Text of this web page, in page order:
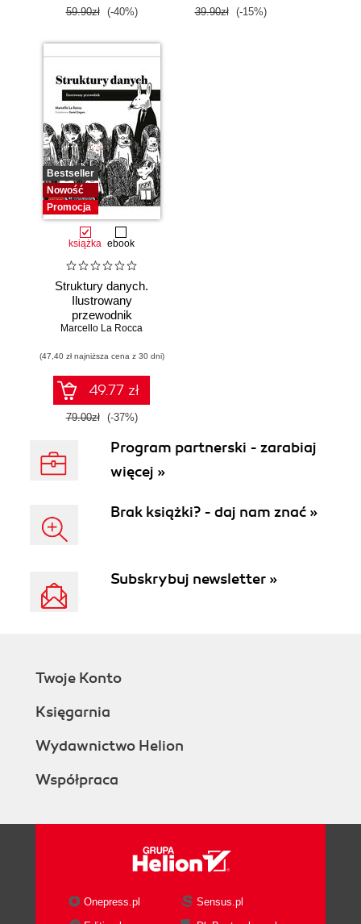
59.90zł (-40%) 39.90zł (-15%)
Bestseller
Nowość
Promocja
książka ebook
Struktury danych.
Ilustrowany
przewodnik
Marcello La Rocca
(47,40 zł najniższa cena z 30 dni)
49.77 zł
79.00zł (-37%)
Program partnerski - zarabiaj
więcej »
Brak książki? - daj nam znać »
Subskrybuj newsletter »
Twoje Konto
Księgarnia
Wydawnictwo Helion
Współpraca
Onepress.pl
Sensus.pl